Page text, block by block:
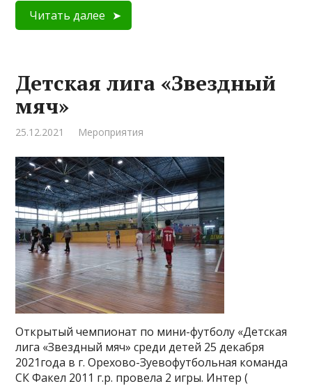
Читать далее
Детская лига «Звездный
мяч»
25.12.2021 Мероприятия
Открытый чемпионат по мини-футболу «Детская
лига «Звездный мяч» среди детей 25 декабря
2021года в г. Орехово-Зуевофутбольная команда
СК Факел 2011 г.р. провела 2 игры. Интер (